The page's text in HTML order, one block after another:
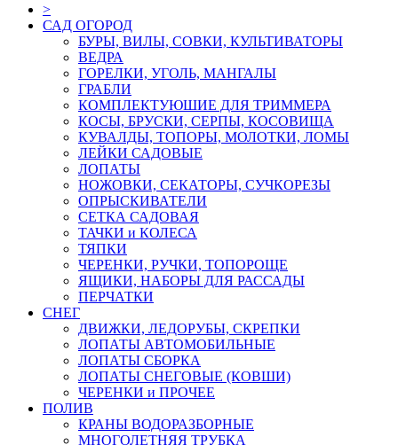
>
САД ОГОРОД
БУРЫ, ВИЛЫ, СОВКИ, КУЛЬТИВАТОРЫ
ВЕДРА
ГОРЕЛКИ, УГОЛЬ, МАНГАЛЫ
ГРАБЛИ
КОМПЛЕКТУЮШИЕ ДЛЯ ТРИММЕРА
КОСЫ, БРУСКИ, СЕРПЫ, КОСОВИЩА
КУВАЛДЫ, ТОПОРЫ, МОЛОТКИ, ЛОМЫ
ЛЕЙКИ САДОВЫЕ
ЛОПАТЫ
НОЖОВКИ, СЕКАТОРЫ, СУЧКОРЕЗЫ
ОПРЫСКИВАТЕЛИ
СЕТКА САДОВАЯ
ТАЧКИ и КОЛЕСА
ТЯПКИ
ЧЕРЕНКИ, РУЧКИ, ТОПОРОЩЕ
ЯЩИКИ, НАБОРЫ ДЛЯ РАССАДЫ
ПЕРЧАТКИ
СНЕГ
ДВИЖКИ, ЛЕДОРУБЫ, СКРЕПКИ
ЛОПАТЫ АВТОМОБИЛЬНЫЕ
ЛОПАТЫ СБОРКА
ЛОПАТЫ СНЕГОВЫЕ (КОВШИ)
ЧЕРЕНКИ и ПРОЧЕЕ
ПОЛИВ
КРАНЫ ВОДОРАЗБОРНЫЕ
МНОГОЛЕТНЯЯ ТРУБКА